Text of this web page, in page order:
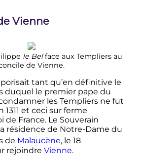
Vienne
le Belface aux Templiers au
de Vienne.
tant qu’en définitive le
duquel le premier pape du
les Templiers ne fut
1311 et ceci sur ferme
de France. Le Souverain
résidence de Notre-Dame du
de Malaucène, le 18
rejoindre Vienne.